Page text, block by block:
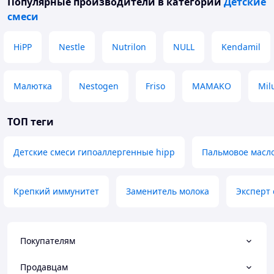
смеси
HiPP Nestle Nutrilon NULL Kendamil
Малютка Nestogen Friso MAMAKO
ТОП теги
Детские смеси гипоаллергенные hipp Пальмовое
Крепкий иммунитет Заменитель молока Эксперт
Покупателям
Продавцам